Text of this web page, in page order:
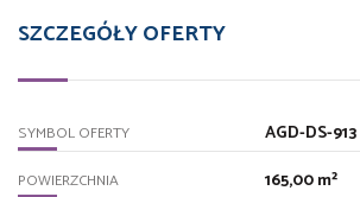
SZCZEGÓŁY OFERTY
SYMBOL OFERTY AGD-DS-913
POWIERZCHNIA 165,00 m²